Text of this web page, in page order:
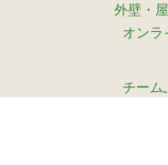
外壁・
オンラ
チーム